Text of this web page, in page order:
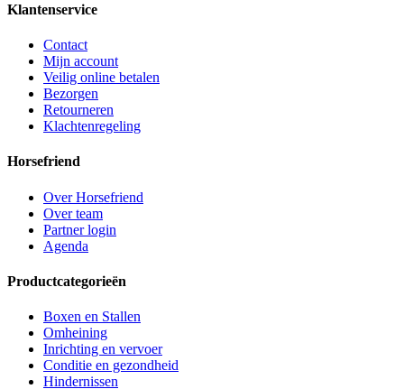
Klantenservice
Contact
Mijn account
Veilig online betalen
Bezorgen
Retourneren
Klachtenregeling
Horsefriend
Over Horsefriend
Over team
Partner login
Agenda
Productcategorieën
Boxen en Stallen
Omheining
Inrichting en vervoer
Conditie en gezondheid
Hindernissen